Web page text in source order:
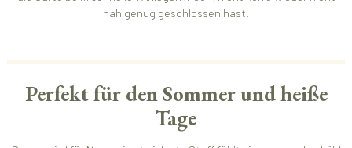
nah genug geschlossen hast.
Perfekt für den Sommer und heiße
Tage